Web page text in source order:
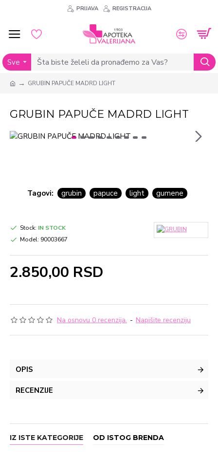
PRIJAVA REGISTRACIJA
Sve
GRUBIN PAPUČE MADRD LIGHT
GRUBIN PAPUČE MADRD LIGHT
Tagovi: grubin papuce light gumene
Na osnovu 0 recenzija. - Napišite recenziju
2.850,00 RSD
Stock: IN STOCK
Model: 90003667
OPIS
RECENZIJE
IZ ISTE KATEGORIJE OD ISTOG BRENDA